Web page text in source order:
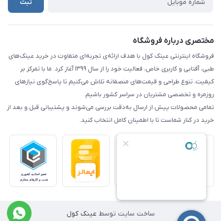
ثبت
مختصری درباره فروشگاه
فروشگاه اینترنتی عینک کول با هدف ارائه‌ی تجربه‌ای متفاوت در خرید عینک‌های
طبی، آفتابی و کاربری خاص، فعالیت خود را از سال ۱۳۹۹ آغاز کرد. ما با تمرکز بر
کیفیت، تنوع طراحی و قیمت‌های منصفانه تلاش می‌کنیم تا پاسخ‌گوی نیازهای
روزمره و تخصصی مشتریان در سراسر کشور باشیم.
تمامی محصولات پیش از ارسال به‌دقت بررسی می‌شوند و پشتیبانی قبل و بعد از
خرید در کنار شماست تا با اطمینان کامل انتخاب کنید.
ساخت سایت توسط عینک کول